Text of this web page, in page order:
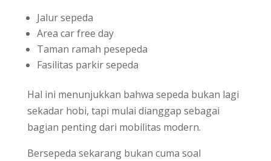
Jalur sepeda
Area car free day
Taman ramah pesepeda
Fasilitas parkir sepeda
Hal ini menunjukkan bahwa sepeda bukan lagi
sekadar hobi, tapi mulai dianggap sebagai
bagian penting dari mobilitas modern.
Bersepeda sekarang bukan cuma soal